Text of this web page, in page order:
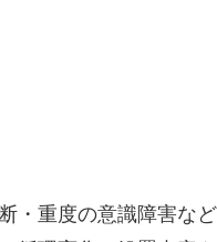
・重度の意識障害な